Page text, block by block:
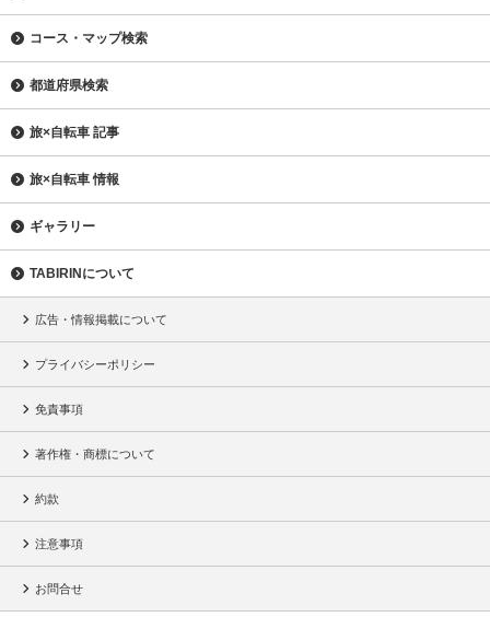
コース・マップ検索
都道府県検索
旅×自転車 記事
旅×自転車 情報
ギャラリー
TABIRINについて
広告・情報掲載について
プライバシーポリシー
免責事項
著作権・商標について
約款
注意事項
お問合せ